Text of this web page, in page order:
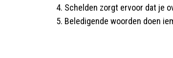
Schelden zorgt ervoor dat je
Beledigende woorden doen